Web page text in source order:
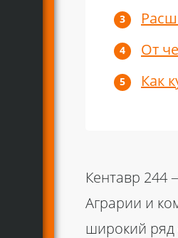
От
Как
Кентавр 244—
Аграрии и
широкий ряд